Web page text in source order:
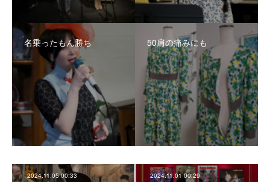
名乗ったもん勝ち 50肩の痛みにも
2024.11.05 00:33 2024.11.01 00:29